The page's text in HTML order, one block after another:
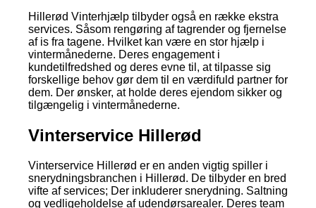
Hillerød Vinterhjælp tilbyder også en række ekstra
services. Såsom rengøring af tagrender og fjernelse
af is fra tagene. Hvilket kan være en stor hjælp i
vintermånederne. Deres engagement i
kundetilfredshed og deres evne til, at tilpasse sig
forskellige behov gør dem til en værdifuld partner for
dem. Der ønsker, at holde deres ejendom sikker og
tilgængelig i vintermånederne.
Vinterservice Hillerød
Vinterservice Hillerød er en anden vigtig spiller i
snerydningsbranchen i Hillerød. De tilbyder en bred
vifte af services; Der inkluderer snerydning. Saltning
og vedligeholdelse af udendørsarealer. Deres team